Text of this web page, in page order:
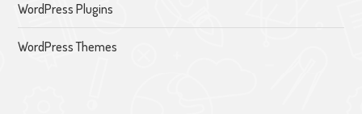
WordPress Plugins
WordPress Themes